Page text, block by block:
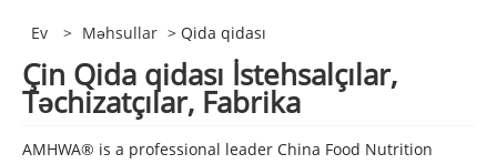
Ev > Məhsullar > Qida qidası
Çin Qida qidası İstehsalçılar,
Təchizatçılar, Fabrika
AMHWA® is a professional leader China Food Nutrition